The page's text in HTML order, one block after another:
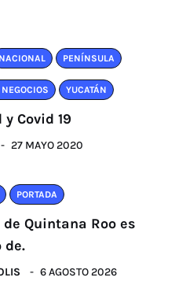
NACIONAL PENÍNSULA
YUCATÁN
Covid 19
27 MAYO 2020
PORTADA
Quintana Roo es
de.
6 AGOSTO 2026